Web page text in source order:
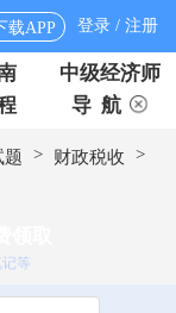
载APP 登录 / 注册
中级经济师
导 航
题 > 财政税收
>
等